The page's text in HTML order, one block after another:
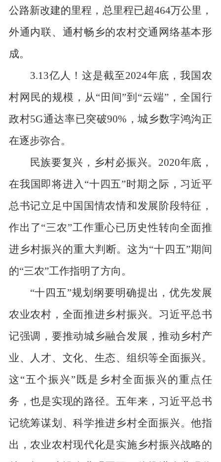
公路新改建的里程，总里程已超464万公里，
外通内联、通村畅乡的农村交通网络基本形
成。
3.13亿人！这是截至2024年底，我国农
村网民的规模，从“田间”到“云端”，全国行
政村5G通达率已突破90%，城乡数字鸿沟正
在逐步弥合。
民族要复兴，乡村必振兴。2020年底，
在我国即将进入“十四五”时期之际，习近平
总书记立足中国国情农情和发展阶段特征，
作出了“三农”工作重心已历史性转向全面推
进乡村振兴的重大判断。这为“十四五”期间
的“三农”工作指明了方向。
“十四五”规划纲要明确提出，优先发展
农业农村，全面推进乡村振兴。习近平总书
记强调，要推动城乡融合发展，推动乡村产
业、人才、文化、生态、组织等全面振兴。
这“五个振兴”既是乡村全面振兴的重点任
务，也是实现的路径。五年来，习近平总书
记统筹谋划、科学推进乡村全面振兴。他指
出，农业农村现代化是实施乡村振兴战略的